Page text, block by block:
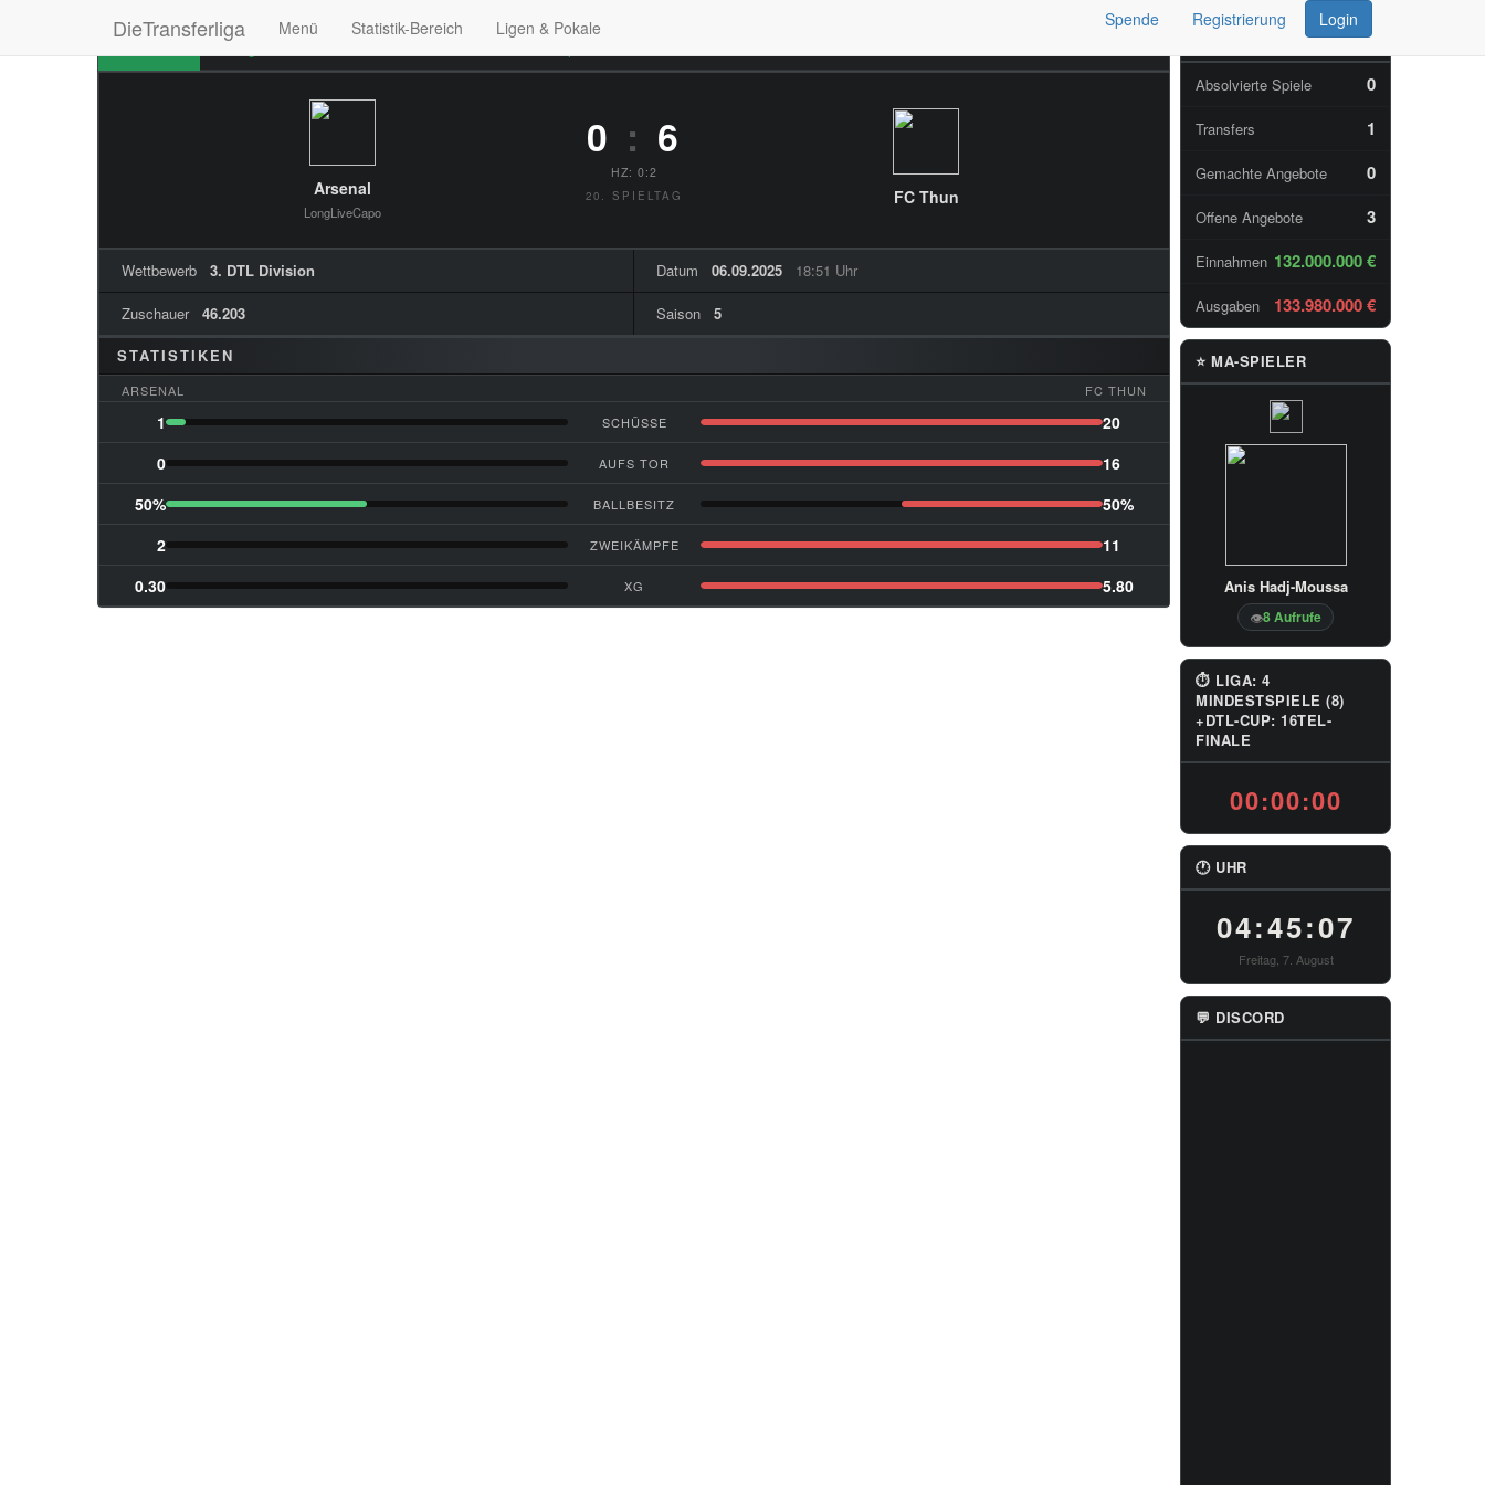
DieTransferliga Menü Statistik-Bereich Ligen & Pokale Spende Registrierung
Login
Ereignisse
Arsenal
LongLiveCapo
0 : 6
HZ: 0:2
20. SPIELTAG FC Thun
Wettbewerb 3. DTL Division Datum 06.09.2025 18:51 Uhr
Zuschauer 46.203 Saison
5
STATISTIKEN
ARSENAL FC THUN
1 SCHÜSSE
20
0
AUFS TOR
16
50%
BALLBESITZ
50%
2
ZWEIKÄMPFE
11
0.30
XG 5.80
📊 TAGESSTATISTIKEN
Absolvierte Spiele 0
Transfers 1
Gemachte Angebote 0
Offene Angebote 3
Einnahmen 132.000.000 €
Ausgaben 133.980.000 €
⭐ MA-SPIELER
Anis Hadj-Moussa
👁8 Aufrufe
⏱ LIGA: 4
MINDESTSPIELE (8)
+DTL-CUP: 16TEL-
FINALE
00:00:00
🕐 UHR
04:45:07
Freitag, 7. August
💬 DISCORD